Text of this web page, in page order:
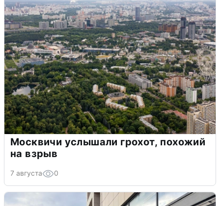
Москвичи услышали грохот, похожий
на взрыв
7 августа 0